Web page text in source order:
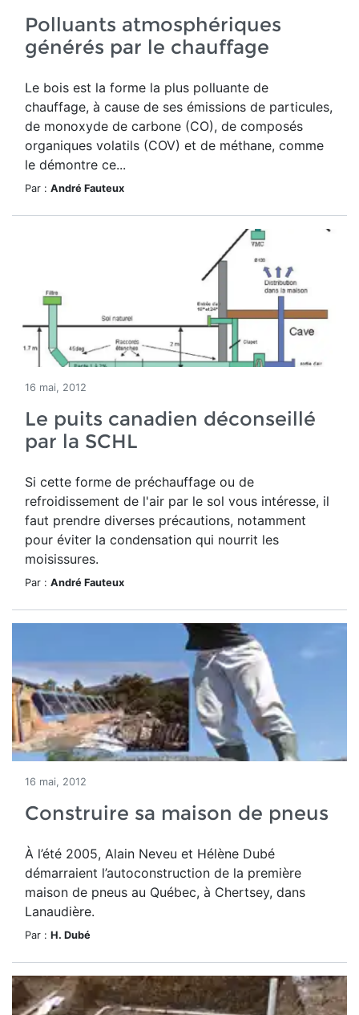
Polluants atmosphériques
générés par le chauffage
Le bois est la forme la plus polluante de
chauffage, à cause de ses émissions de particules,
de monoxyde de carbone (CO), de composés
organiques volatils (COV) et de méthane, comme
le démontre ce...
Par : André Fauteux
16 mai, 2012
Le puits canadien déconseillé
par la SCHL
Si cette forme de préchauffage ou de
refroidissement de l'air par le sol vous intéresse, il
faut prendre diverses précautions, notamment
pour éviter la condensation qui nourrit les
moisissures.
Par : André Fauteux
16 mai, 2012
Construire sa maison de pneus
À l’été 2005, Alain Neveu et Hélène Dubé
démarraient l’autoconstruction de la première
maison de pneus au Québec, à Chertsey, dans
Lanaudière.
Par : H. Dubé